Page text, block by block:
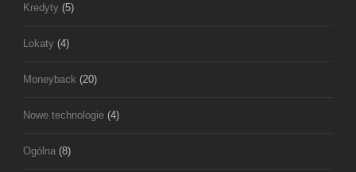
Kredyty (5)
Lokaty (4)
Moneyback (20)
Nowe technologie (4)
Ogólna (8)